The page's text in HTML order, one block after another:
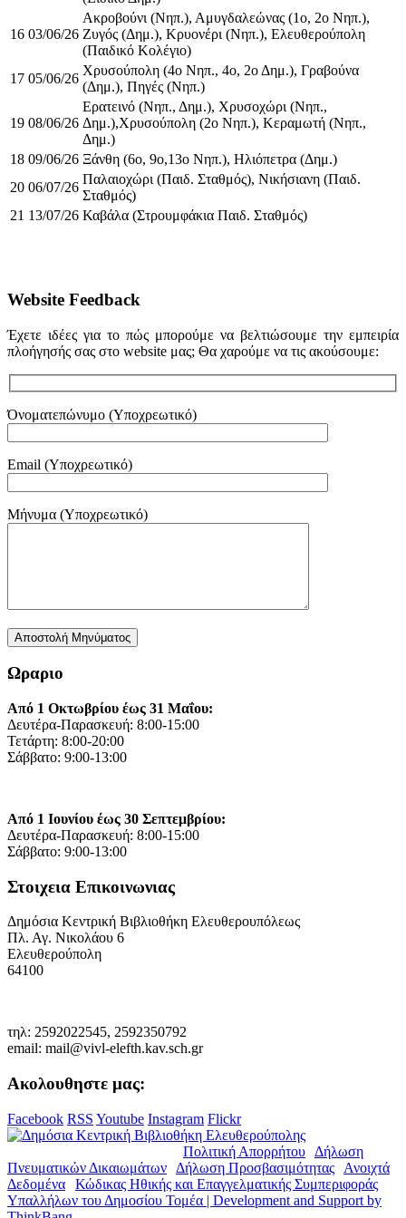
16 03/06/26
Ακροβούνι (Νηπ.), Αμυγδαλεώνας (1ο, 2ο Νηπ.),
Ζυγός (Δημ.), Κρυονέρι (Νηπ.), Ελευθερούπολη
(Παιδικό Κολέγιο)
17 05/06/26
Χρυσούπολη (4ο Νηπ., 4ο, 2ο Δημ.), Γραβούνα
(Δημ.), Πηγές (Νηπ.)
19 08/06/26
Ερατεινό (Νηπ., Δημ.), Χρυσοχώρι (Νηπ.,
Δημ.),Χρυσούπολη (2ο Νηπ.), Κεραμωτή (Νηπ.,
Δημ.)
18 09/06/26 Ξάνθη (6ο, 9ο,13ο Νηπ.), Ηλιόπετρα (Δημ.)
20 06/07/26
Παλαιοχώρι (Παιδ. Σταθμός), Νικήσιανη (Παιδ.
Σταθμός)
21 13/07/26 Καβάλα (Στρουμφάκια Παιδ. Σταθμός)
Website Feedback
Έχετε ιδέες για το πώς μπορούμε να βελτιώσουμε την εμπειρία
πλοήγησής σας στο website μας; Θα χαρούμε να τις ακούσουμε:
Όνοματεπώνυμο (Υποχρεωτικό)
Email (Υποχρεωτικό)
Μήνυμα (Υποχρεωτικό)
Ωραριο
Από 1 Οκτωβρίου έως 31 Μαΐου:
Δευτέρα-Παρασκευή: 8:00-15:00
Τετάρτη: 8:00-20:00
Σάββατο: 9:00-13:00
Από 1 Ιουνίου έως 30 Σεπτεμβρίου:
Δευτέρα-Παρασκευή: 8:00-15:00
Σάββατο: 9:00-13:00
Στοιχεια Επικοινωνιας
Δημόσια Κεντρική Βιβλιοθήκη Ελευθερουπόλεως
Πλ. Αγ. Νικολάου 6
Ελευθερούπολη
64100
τηλ: 2592022545, 2592350792
email: mail@vivl-elefth.kav.sch.gr
Ακολουθηστε μας:
Facebook RSS Youtube Instagram Flickr
Πολιτική Απορρήτου
Δήλωση
Πνευματικών Δικαιωμάτων
Δήλωση Προσβασιμότητας
Ανοιχτά
Δεδομένα
Κώδικας Ηθικής και Επαγγελματικής Συμπεριφοράς
Υπαλλήλων του Δημοσίου Τομέα | Development and Support by